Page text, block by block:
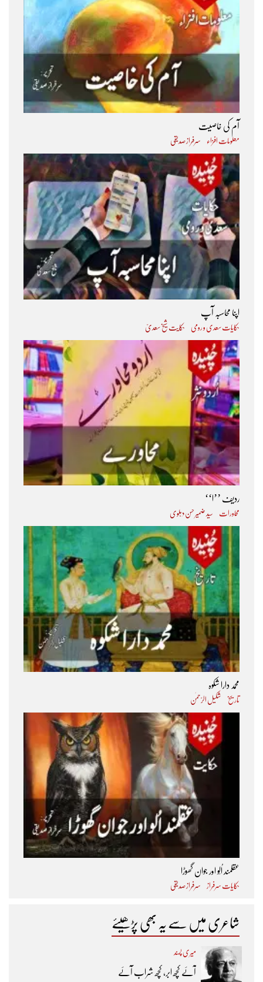
آم کی خاصیت
معلومات افزاء سرفراز صدیقی
اپنا محاسبہ آپ
حکایات سعدی و رومی حکایت شیخ سعدیؒ
ردیف ’’ا‘‘
محاورات سید ضمیر حسن دہلوی
محمد دارا شکوہ
تاریخ شکیل الرّحمٰن
عقلمند اُلّو اور جوان گھوڑا
حکایات سرفراز سرفراز صدیقی
شاعری میں سے یہ بھی پڑھیئے
میری پسند
آئے کچھ ابر، کچھ شراب آئے